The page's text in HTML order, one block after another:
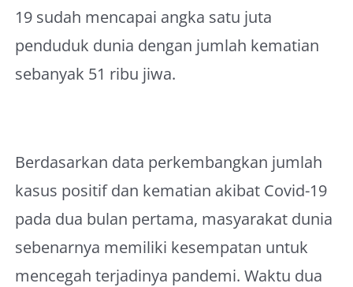
19 sudah mencapai angka satu juta
penduduk dunia dengan jumlah kematian
sebanyak 51 ribu jiwa.
Berdasarkan data perkembangkan jumlah
kasus positif dan kematian akibat Covid-19
pada dua bulan pertama, masyarakat dunia
sebenarnya memiliki kesempatan untuk
mencegah terjadinya pandemi. Waktu dua